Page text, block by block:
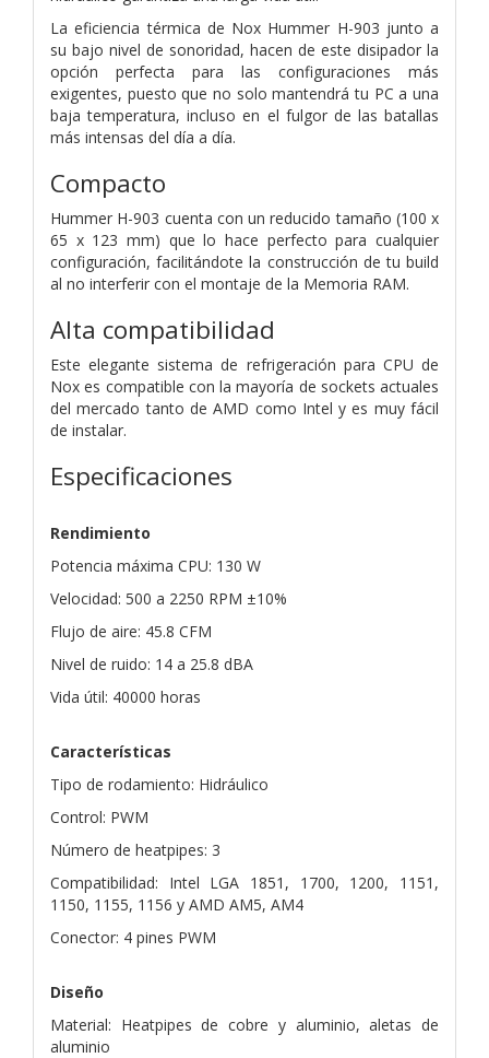
La eficiencia térmica de Nox Hummer H-903 junto a
su bajo nivel de sonoridad, hacen de este disipador la
opción perfecta para las configuraciones más
exigentes, puesto que no solo mantendrá tu PC a una
baja temperatura, incluso en el fulgor de las batallas
más intensas del día a día.
Compacto
Hummer H-903 cuenta con un reducido tamaño (100 x
65 x 123 mm) que lo hace perfecto para cualquier
configuración, facilitándote la construcción de tu build
al no interferir con el montaje de la Memoria RAM.
Alta compatibilidad
Este elegante sistema de refrigeración para CPU de
Nox es compatible con la mayoría de sockets actuales
del mercado tanto de AMD como Intel y es muy fácil
de instalar.
Especificaciones
Rendimiento
Potencia máxima CPU: 130 W
Velocidad: 500 a 2250 RPM ±10%
Flujo de aire: 45.8 CFM
Nivel de ruido: 14 a 25.8 dBA
Vida útil: 40000 horas
Características
Tipo de rodamiento: Hidráulico
Control: PWM
Número de heatpipes: 3
Compatibilidad: Intel LGA 1851, 1700, 1200, 1151,
1150, 1155, 1156 y AMD AM5, AM4
Conector: 4 pines PWM
Diseño
Material: Heatpipes de cobre y aluminio, aletas de
aluminio